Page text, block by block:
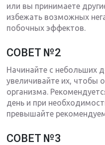
или вы принимаете
избежать возможных
побочных эффектов.
СОВЕТ №2
Начинайте с небольших
увеличивайте их, чтобы
организма.
день и при
превышайте
СОВЕТ №3